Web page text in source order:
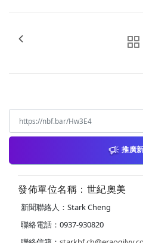
推廣
發佈單位名稱：世紀奧美
新聞聯絡人：Stark Cheng
聯絡電話：0937-930820